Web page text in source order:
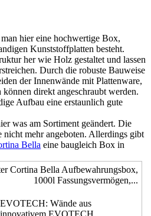
hier eine hochwertige Box,
Kunststoffplatten besteht.
her wie Holz gestaltet und lassen
Durch die robuste Bauweise
der Innenwände mit Plattenware,
direkt angeschraubt werden.
Aufbau eine erstaunlich gute
was am Sortiment geändert. Die
mehr angeboten. Allerdings gibt
Bella eine baugleich Box in
Cortina Bella Aufbewahrungsbox,
1000l Fassungsvermögen,...
EVOTECH: Wände aus